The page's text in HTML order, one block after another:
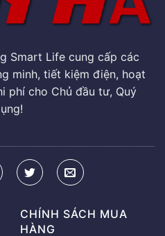
Smart Life cung cấp các
minh, tiết kiệm điện, hoạt
phí cho Chủ đầu tư, Quý
CHÍNH SÁCH MUA
HÀNG